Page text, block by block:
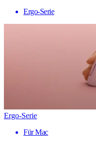
Ergo-Serie
Ergo-Serie
Für Mac